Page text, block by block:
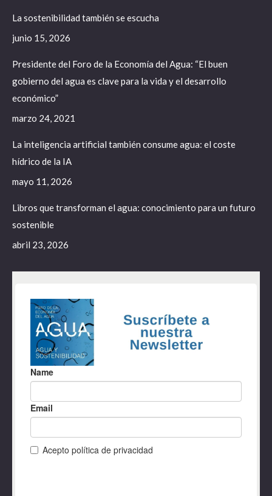
windowwindowwindow
La sostenibilidad también se escucha
junio 15, 2026
Presidente del Foro de la Economía del Agua: “El buen
gobierno del agua es clave para la vida y el desarrollo
económico”
marzo 24, 2021
La inteligencia artificial también consume agua: el coste
hídrico de la IA
mayo 11, 2026
Libros que transforman el agua: conocimiento para un futuro
sostenible
abril 23, 2026